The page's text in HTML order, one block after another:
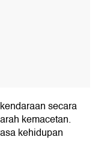
secara
kemacetan.
kehidupan